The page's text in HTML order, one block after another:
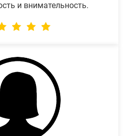
и внимательность.